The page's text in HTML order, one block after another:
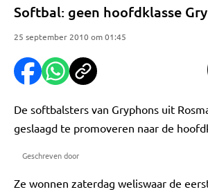
Softbal: geen hoofdklasse
25 september 2010 om 01:45
De softbalsters van Gryphons uit
geslaagd te promoveren naar de
Geschreven door
Ze wonnen zaterdag weliswaar de